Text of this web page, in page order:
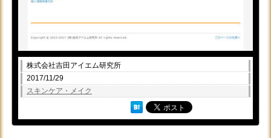
株式会社吉田アイエム研究所
2017/11/29
スキンケア・メイク